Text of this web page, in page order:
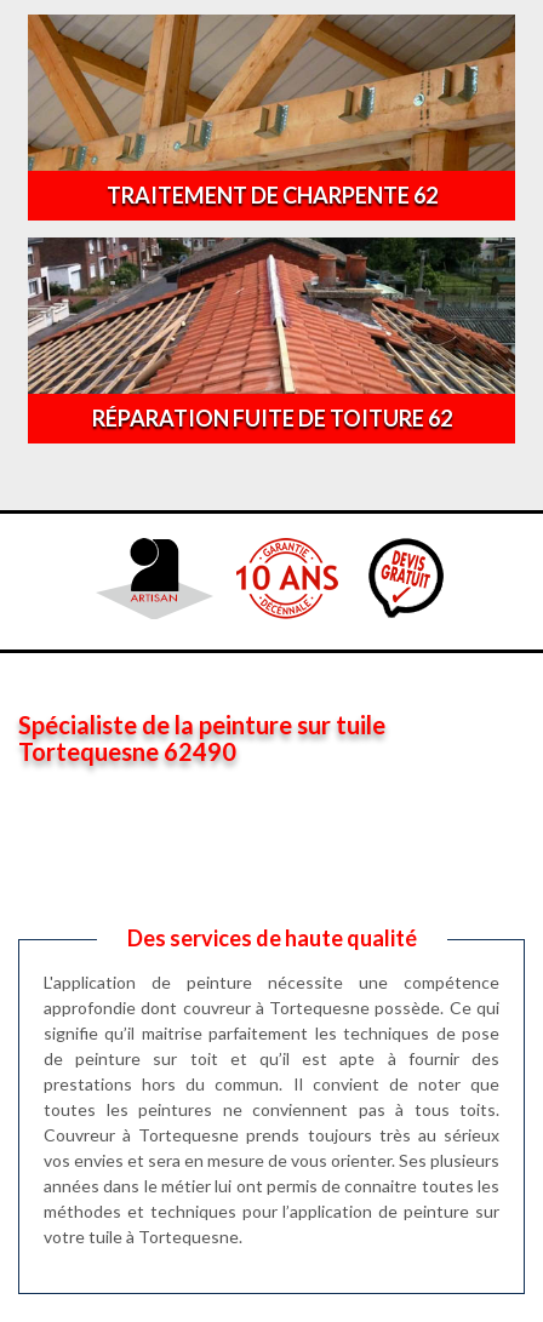
TRAITEMENT DE CHARPENTE 62
RÉPARATION FUITE DE TOITURE 62
Spécialiste de la peinture sur tuile
Tortequesne 62490
Des services de haute qualité
L'application de peinture nécessite une compétence
approfondie dont couvreur à Tortequesne possède. Ce qui
signifie qu’il maitrise parfaitement les techniques de pose
de peinture sur toit et qu’il est apte à fournir des
prestations hors du commun. Il convient de noter que
toutes les peintures ne conviennent pas à tous toits.
Couvreur à Tortequesne prends toujours très au sérieux
vos envies et sera en mesure de vous orienter. Ses plusieurs
années dans le métier lui ont permis de connaitre toutes les
méthodes et techniques pour l’application de peinture sur
votre tuile à Tortequesne.